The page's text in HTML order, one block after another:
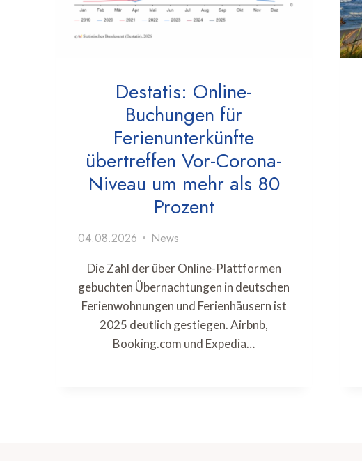
Destatis: Online-
Buchungen für
Ferienunterkünfte
übertreffen Vor-Corona-
Niveau um mehr als 80
Prozent
04.08.2026 News
Die Zahl der über Online-Plattformen
gebuchten Übernachtungen in deutschen
Ferienwohnungen und Ferienhäusern ist
2025 deutlich gestiegen. Airbnb,
Booking.com und Expedia…